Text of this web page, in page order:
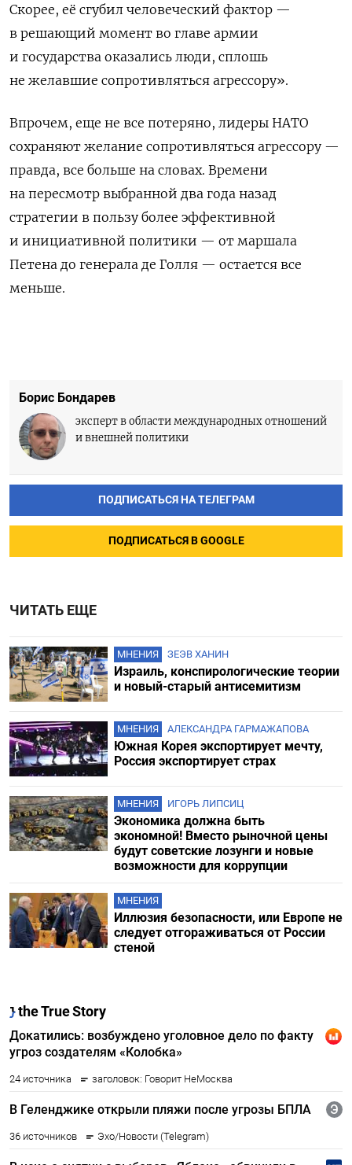
Скорее, её сгубил человеческий фактор —
в решающий момент во главе армии
и государства оказались люди, сплошь
не желавшие сопротивляться агрессору».
Впрочем, еще не все потеряно, лидеры НАТО
сохраняют желание сопротивляться агрессору —
правда, все больше на словах. Времени
на пересмотр выбранной два года назад
стратегии в пользу более эффективной
и инициативной политики — от маршала
Петена до генерала де Голля — остается все
меньше.
Борис Бондарев
эксперт в области международных отношений
и внешней политики
ПОДПИСАТЬСЯ НА ТЕЛЕГРАМ
ПОДПИСАТЬСЯ В GOOGLE
ЧИТАТЬ ЕЩЕ
МНЕНИЯ ЗЕЭВ ХАНИН
Израиль, конспирологические теории
и новый-старый антисемитизм
МНЕНИЯ АЛЕКСАНДРА ГАРМАЖАПОВА
Южная Корея экспортирует мечту,
Россия экспортирует страх
МНЕНИЯ ИГОРЬ ЛИПСИЦ
Экономика должна быть
экономной! Вместо рыночной цены
будут советские лозунги и новые
возможности для коррупции
МНЕНИЯ
Иллюзия безопасности, или Европе не
следует отгораживаться от России
стеной